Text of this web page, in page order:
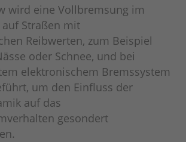
wird eine Vollbremsung im
Straßen mit
Reibwerten, zum Beispiel
oder Schnee, und bei
elektronischem Bremssystem
um den Einfluss der
auf das
gesondert